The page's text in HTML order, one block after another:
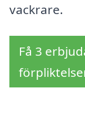
vackrare.
Få 3